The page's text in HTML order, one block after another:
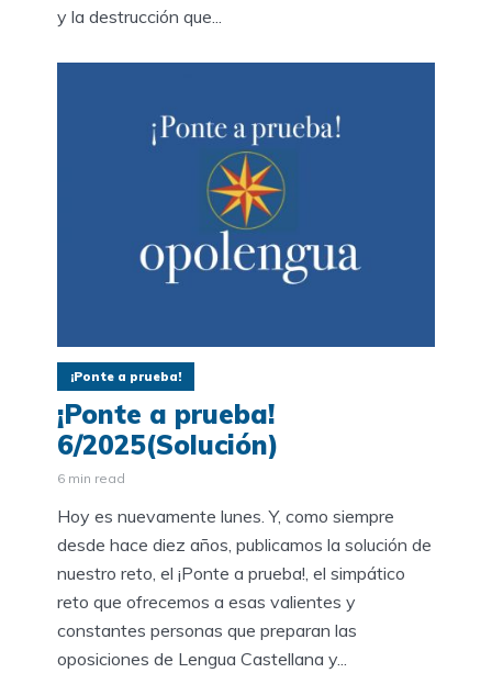
y la destrucción que...
¡Ponte a prueba!
¡Ponte a prueba!
6/2025(Solución)
6 min read
Hoy es nuevamente lunes. Y, como siempre
desde hace diez años, publicamos la solución de
nuestro reto, el ¡Ponte a prueba!, el simpático
reto que ofrecemos a esas valientes y
constantes personas que preparan las
oposiciones de Lengua Castellana y...